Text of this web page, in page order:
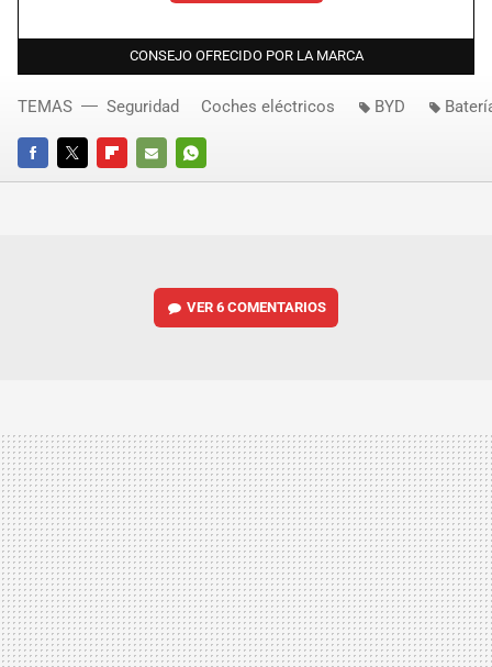
CONSEJO OFRECIDO POR LA MARCA
FACEBOOKTWITTERFLIPBOARD
E-
WHATSAPP
TEMAS Seguridad Coches eléctricos BYD
VER6 COMENTARIOS